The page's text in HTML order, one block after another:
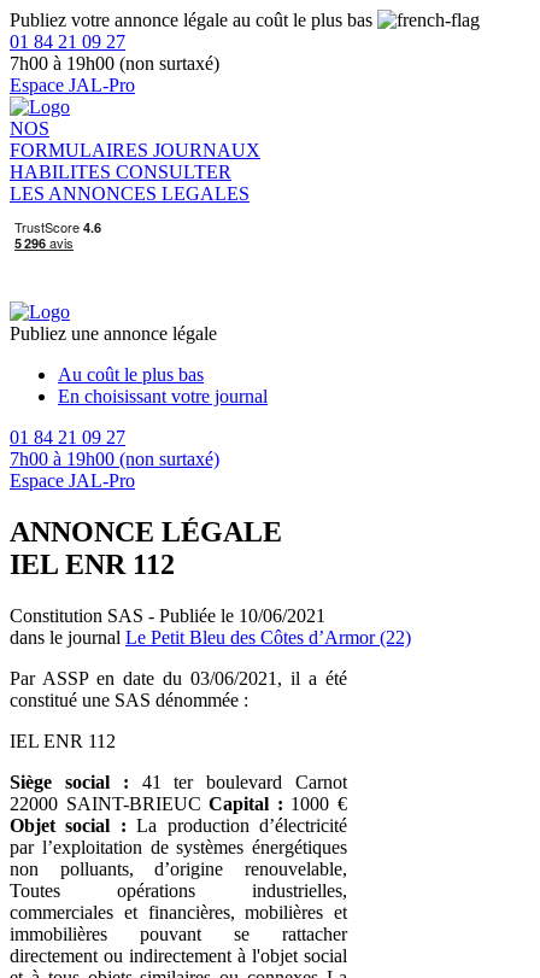
Publiez votre annonce légale au coût le plus bas
01 84 21 09 27
7h00 à 19h00 (non surtaxé)
Espace JAL-Pro
NOS
FORMULAIRES JOURNAUX
HABILITES CONSULTER
LES ANNONCES LEGALES
Publiez une annonce légale
Au coût le plus bas
En choisissant votre journal
01 84 21 09 27
7h00 à 19h00 (non surtaxé)
Espace JAL-Pro
ANNONCE LÉGALE
IEL ENR 112
Constitution SAS - Publiée le 10/06/2021
dans le journal Le Petit Bleu des Côtes d’Armor (22)
Par ASSP en date du 03/06/2021, il a été
constitué une SAS dénommée :
IEL ENR 112
Siège social : 41 ter boulevard Carnot
22000 SAINT-BRIEUCCapital : 1000 €
Objet social : La production d’électricité
par l’exploitation de systèmes énergétiques
non polluants, d’origine renouvelable,
Toutes opérations industrielles,
commerciales et financières, mobilières et
immobilières pouvant se rattacher
directement ou indirectement à l'objet social